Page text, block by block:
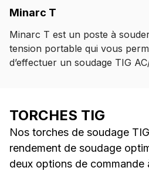
Minarc T
Minarc T est un poste à
tension portable qui vous
d’effectuer un soudage TIG
TORCHES TIG
Nos torches de soudage
rendement de soudage
deux options de commande